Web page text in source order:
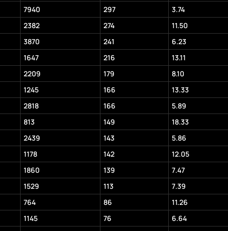
7940 297 3.74
2382 274 11.50
3870 241 6.23
1647 216 13.11
2209 179 8.10
1245 166 13.33
2818 166 5.89
813 149 18.33
2439 143 5.86
1178 142 12.05
1860 139 7.47
1529 113 7.39
764 86 11.26
1145 76 6.64